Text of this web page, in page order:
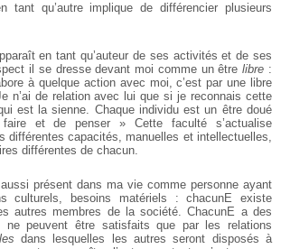
tant qu’autre implique de différencier plusieurs
en tant qu’auteur de ses activités et de ses
il se dresse devant moi comme un êtrelibre :
à quelque action avec moi, c’est par une libre
n’ai de relation avec lui que si je reconnais cette
est la sienne. Chaque individu est un être doué
et de penser » Cette faculté s’actualise
différentes capacités, manuelles et intellectuelles,
différentes de chacun.
présent dans ma vie comme personne ayant
culturels, besoins matériels : chacunE existe
autres membres de la société. ChacunE a des
ne peuvent être satisfaits que par les relations
dans lesquelles les autres seront disposés à